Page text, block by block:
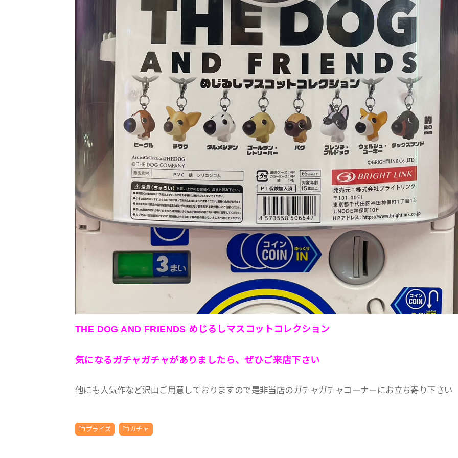
THE DOG AND FRIENDS めじるしマスコットコレクション
気になるガチャガチャがありましたら、ぜひご来店下さい
他にも人気作など沢山ご用意しておりますので是非当店のガチャガチャコーナーにお立ち寄り下さい
プライズ ガチャ